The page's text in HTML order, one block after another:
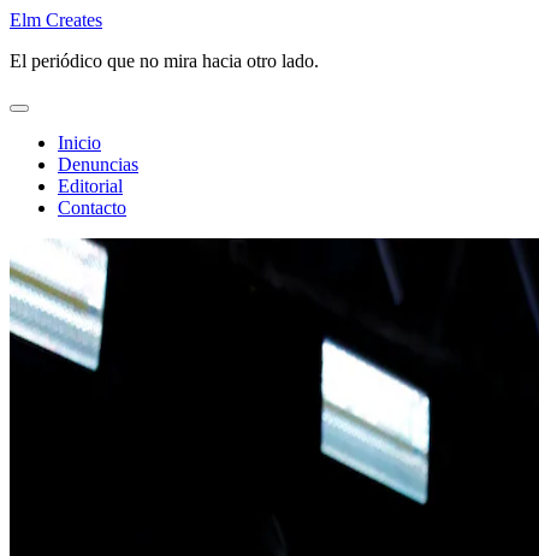
Saltar
contenido
Elm Creates
El periódico que no mira hacia otro lado.
Inicio
Denuncias
Editorial
Contacto